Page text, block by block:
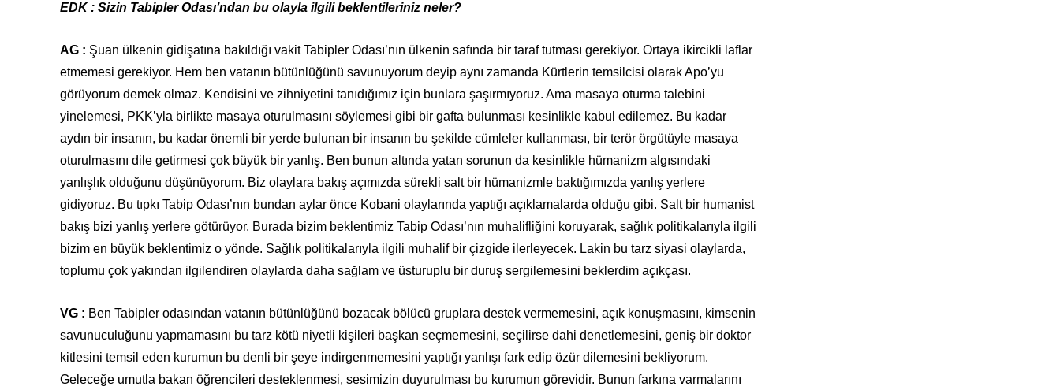
EDK : Sizin Tabipler Odası’ndan bu olayla ilgili beklentileriniz neler?
AG : Şuan ülkenin gidişatına bakıldığı vakit Tabipler Odası’nın ülkenin safında bir taraf tutması gerekiyor. Ortaya ikircikli laflar
etmemesi gerekiyor. Hem ben vatanın bütünlüğünü savunuyorum deyip aynı zamanda Kürtlerin temsilcisi olarak Apo’yu
görüyorum demek olmaz. Kendisini ve zihniyetini tanıdığımız için bunlara şaşırmıyoruz. Ama masaya oturma talebini
yinelemesi, PKK’yla birlikte masaya oturulmasını söylemesi gibi bir gafta bulunması kesinlikle kabul edilemez. Bu kadar
aydın bir insanın, bu kadar önemli bir yerde bulunan bir insanın bu şekilde cümleler kullanması, bir terör örgütüyle masaya
oturulmasını dile getirmesi çok büyük bir yanlış. Ben bunun altında yatan sorunun da kesinlikle hümanizm algısındaki
yanlışlık olduğunu düşünüyorum. Biz olaylara bakış açımızda sürekli salt bir hümanizmle baktığımızda yanlış yerlere
gidiyoruz. Bu tıpkı Tabip Odası’nın bundan aylar önce Kobani olaylarında yaptığı açıklamalarda olduğu gibi. Salt bir humanist
bakış bizi yanlış yerlere götürüyor. Burada bizim beklentimiz Tabip Odası’nın muhalifliğini koruyarak, sağlık politikalarıyla ilgili
bizim en büyük beklentimiz o yönde. Sağlık politikalarıyla ilgili muhalif bir çizgide ilerleyecek. Lakin bu tarz siyasi olaylarda,
toplumu çok yakından ilgilendiren olaylarda daha sağlam ve üsturuplu bir duruş sergilemesini beklerdim açıkçası.
VG : Ben Tabipler odasından vatanın bütünlüğünü bozacak bölücü gruplara destek vermemesini, açık konuşmasını, kimsenin
savunuculuğunu yapmamasını bu tarz kötü niyetli kişileri başkan seçmemesini, seçilirse dahi denetlemesini, geniş bir doktor
kitlesini temsil eden kurumun bu denli bir şeye indirgenmemesini yaptığı yanlışı fark edip özür dilemesini bekliyorum.
Geleceğe umutla bakan öğrencileri desteklenmesi, sesimizin duyurulması bu kurumun görevidir. Bunun farkına varmalarını